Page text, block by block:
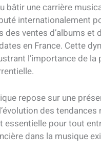
bâtir une carrière
internationalement
des ventes d’albums et
en France. Cette
l’importance de
repose sur une
des
essentielle pour tout
dans la musique